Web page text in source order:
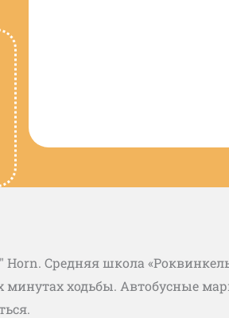
Средняя школа
минутах ходьбы. Автобусные